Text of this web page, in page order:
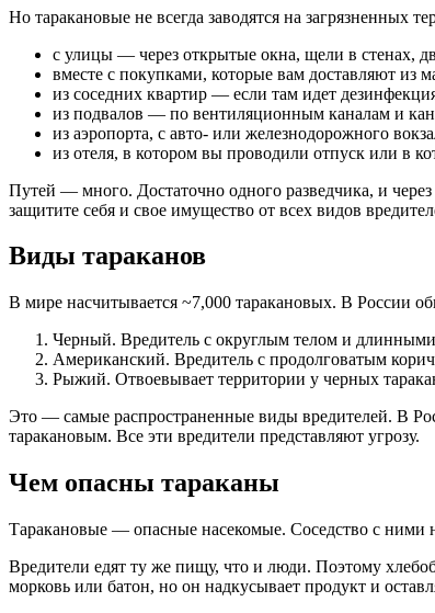
Но таракановые не всегда заводятся на
с улицы — через открытые окна, щели в стенах,
вместе с покупками, которые вам доставляют из
из соседних квартир — если там идет
из подвалов — по вентиляционным каналам и
из аэропорта, с авто- или железнодорожного
из отеля, в котором вы проводили отпуск или в
Путей — много. Достаточно одного разведчика, и
защитите себя и свое имущество от всех видов
Виды тараканов
В мире насчитывается ~7,000 таракановых. В России
Черный. Вредитель с округлым телом и
Американский. Вредитель с продолговатым
Рыжий. Отвоевывает территории у черных
Это — самые распространенные виды вредителей. В
таракановым. Все эти вредители представляют угрозу.
Чем опасны тараканы
Таракановые — опасные насекомые. Соседство с ними
Вредители едят ту же пищу, что и люди. Поэтому
морковь или батон, но он надкусывает продукт и